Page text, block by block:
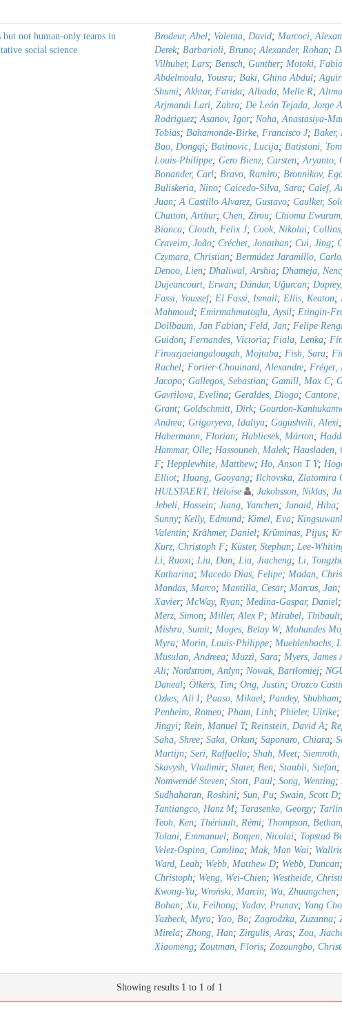
not human-only teams in
social science
Brodeur, Abel; Valenta, David; Marcoci,
Derek; Barbarioli, Bruno;Alexander, Rohan;
Vilhuber, Lars; Bensch, Gunther; Motoki, Fabio
Abdelmoula, Yousra; Baki, Ghina Abdul;
Shumi;Akhtar, Farida;Albada, Melle R;
Arjmandi Lari, Zahra; De León Tejada, Jorge
Rodriguez;Asanov, Igor; Noha, Anastasiya-
Tobias; Bahamonde-Birke, Francisco J; Baker,
Bao, Dongqi; Batinovic, Lucija; Batistoni,
Louis-Philippe; Gero Bienz, Carsten;Aryanto,
Bonander, Carl; Bravo, Ramiro; Bronnikov,
Buliskeria, Nino; Caicedo-Silva, Sara; Calef,
Juan;A Castillo Alvarez, Gustavo; Caulker,
Chatton, Arthur; Chen, Zirou; Chioma
Bianca; Clouth, Felix J; Cook, Nikolai;
Craveiro, João; Créchet, Jonathan; Cui, Jing;
Czymara, Christian; Bermúdez Jaramillo,
Denoo, Lien; Dhaliwal, Arshia; Dhameja,
Dujeancourt, Erwan; Dündar, Uǧurcan;
Fassi, Youssef; El Fassi, Ismail; Ellis, Keaton;
Mahmoud; Emirmahmutoglu, Aysil; Etingin-
Dollbaum, Jan Fabian; Feld, Jan; Felipe
Guidon; Fernandes, Victoria; Fiala, Lenka;
Firouzjaeiangalougah, Mojtaba; Fish, Sara;
Rachel; Fortier-Chouinard, Alexandre; Fréget,
Jacopo; Gallegos, Sebastian; Gamill, Max C;
Gavrilova, Evelina; Geraldes, Diogo;
Grant; Goldschmitt, Dirk; Gourdon-
Andrea; Grigoryeva, Idaliya; Gugushvili, Alexi;
Habermann, Florian; Hablicsek, Márton;
Hammar, Olle; Hassouneh, Malek; Hausladen,
F; Hepplewhite, Matthew; Ho, Anson T Y;
Elliot; Huang, Gaoyang; Ilchovska, Zlatomira
HULSTAERT, Héloïse
; Jakobsson, Niklas;
Jebeli, Hossein; Jiang, Yanchen; Junaid, Hiba;
Sunny; Kelly, Edmund; Kimel, Eva;
Valentin; Krähmer, Daniel; Krūminas, Pijus;
Kurz, Christoph F; Küster, Stephan; Lee-
Li, Ruoxi; Liu, Dan; Liu, Jiacheng; Li,
Katharina; Macedo Dias, Felipe; Madan,
Mandas, Marco; Mantilla, Cesar; Marcus, Jan;
Xavier; McWay, Ryan; Medina-Gaspar, Daniel;
Merz, Simon; Miller, Alex P; Mirabel, Thibault;
Mishra, Sumit; Moges, Belay W; Mohandes
Myra; Morin, Louis-Philippe; Muehlenbachs,
Musulan, Andreea; Muzzì, Sara; Myers, James
Ali; Nordstrom, Ardyn; Nowak, Bartłomiej;
Daneal; Ölkers, Tim; Ong, Justin; Orozco
Ozkes, Ali I; Paaso, Mikael; Pandey, Shubham;
Penheiro, Romeo; Pham, Linh; Phieler, Ulrike;
Jingyi; Rein, Manuel T; Reinstein, David A;
Saha, Shree; Saka, Orkun; Saponaro, Chiara;
Martijn; Seri, Raffaello; Shah, Meet;
Skavysh, Vladimir; Slater, Ben; Staubli, Stefan;
Nomwendé Steven; Stott, Paul; Song, Wenting;
Sudhaharan, Roshini; Sun, Pu; Swain, Scott D;
Tantiangco, Hanz M; Tarasenko, Georgy;
Teoh, Ken; Thériault, Rémi; Thompson, Bethan
Tolani, Emmanuel; Borgen, Nicolai; Topstad
Velez-Ospina, Carolina; Mak, Man Wai;
Ward, Leah; Webb, Matthew D; Webb, Duncan;
Christoph; Weng, Wei-Chien; Westheide,
Kwong-Yu; Wroński, Marcin; Wu, Zhuangchen;
Bohan;Xu, Feihong; Yadav, Pranav; Yang
Yazbeck, Myra; Yao, Bo; Zagrodzka, Zuzanna;
Mirela; Zhong, Han; Zirgulis, Aras; Zou,
Xiaomeng; Zoutman, Floris; Zozoungbo,
Showing results 1 to 1 of 1